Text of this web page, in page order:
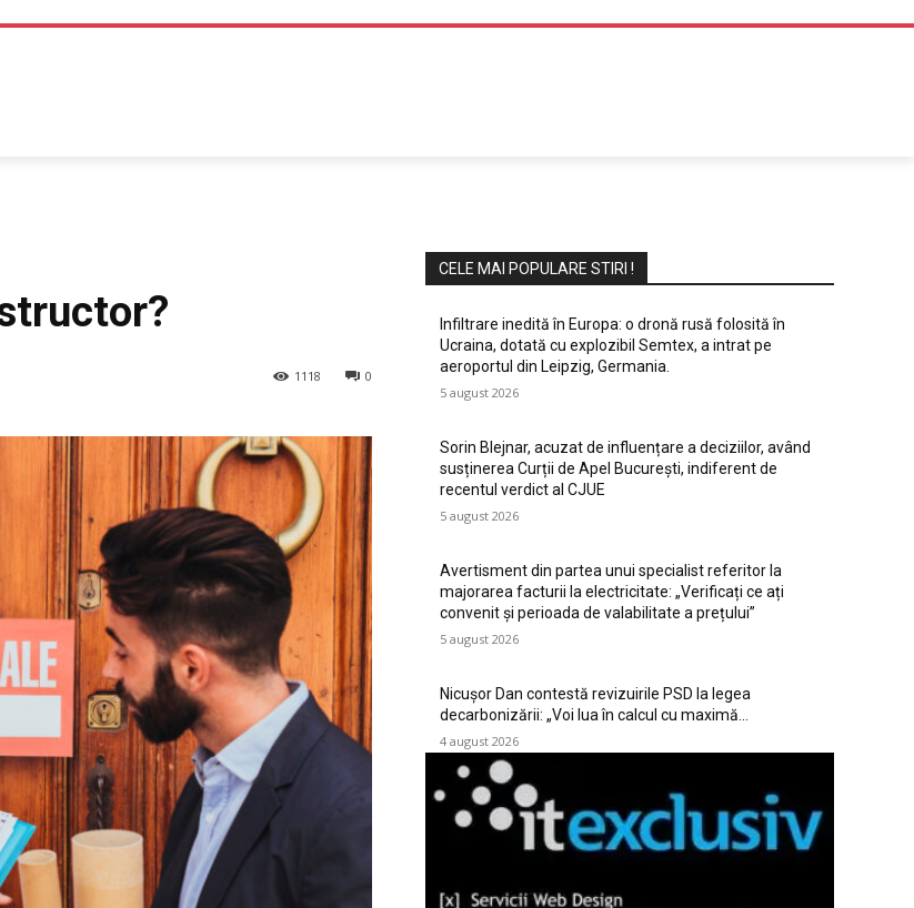
0
1118
CELE MAI POPULARE STIRI !
Infiltrare inedită în Europa: o dronă rusă folosită în
Ucraina, dotată cu explozibil Semtex, a intrat pe
aeroportul din Leipzig, Germania.
5 august 2026
Sorin Blejnar, acuzat de influențare a deciziilor, având
susținerea Curții de Apel București, indiferent de
recentul verdict al CJUE
5 august 2026
Avertisment din partea unui specialist referitor la
majorarea facturii la electricitate: „Verificați ce ați
convenit și perioada de valabilitate a prețului”
5 august 2026
Nicușor Dan contestă revizuirile PSD la legea
decarbonizării: „Voi lua în calcul cu maximă…
4 august 2026